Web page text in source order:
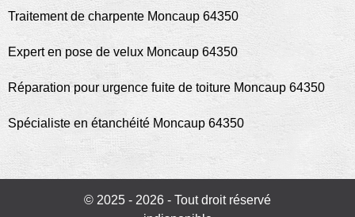
Traitement de charpente Moncaup 64350
Expert en pose de velux Moncaup 64350
Réparation pour urgence fuite de toiture Moncaup 64350
Spécialiste en étanchéité Moncaup 64350
© 2025 - 2026 - Tout droit réservé